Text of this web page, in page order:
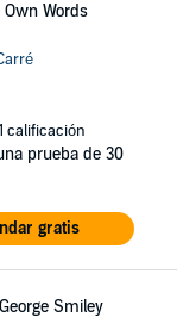
Words
calificación
prueba de 30
gratis
Smiley